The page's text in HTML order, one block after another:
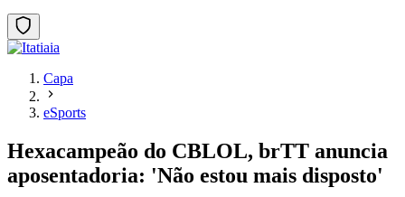
Capa
eSports
Hexacampeão do CBLOL, brTT anuncia
aposentadoria: 'Não estou mais disposto'